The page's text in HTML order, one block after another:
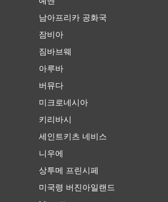
남아프리카 공화국
잠비아
짐바브웨
아루바
버뮤다
미크로네시아
키리바시
세인트키츠 네비스
니우에
상투메 프린시페
미국령 버진아일랜드